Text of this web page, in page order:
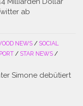
ab
NEWS / SOCIAL
/ STAR NEWS /
Simone debütiert